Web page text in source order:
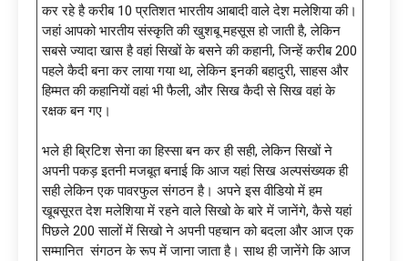
कर रहे है करीब 10 प्रतिशत भारतीय आबादी वाले देश मलेशिया की।
जहां आपको भारतीय संस्कृति की खुशबू महसूस हो जाती है, लेकिन
सबसे ज्यादा खास है वहां सिखों के बसने की कहानी, जिन्हें करीब 200
पहले कैदी बना कर लाया गया था, लेकिन इनकी बहादुरी, साहस और
हिम्मत की कहानियों वहां भी फैली, और सिख कैदी से सिख वहां के
रक्षक बन गए।
भले ही ब्रिटिश सेना का हिस्सा बन कर ही सही, लेकिन सिखों ने
अपनी पकड़ इतनी मजबूत बनाई कि आज यहां सिख अल्पसंख्यक ही
सही लेकिन एक पावरफुल संगठन है। अपने इस वीडियो में हम
खूबसूरत देश मलेशिया में रहने वाले सिखो के बारे में जानेंगे, कैसे यहां
पिछले 200 सालों में सिखो ने अपनी पहचान को बदला और आज एक
सम्मानित संगठन के रूप में जाना जाता है। साथ ही जानेंगे कि आज